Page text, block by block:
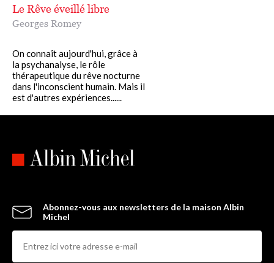
Le Rêve éveillé libre
Georges Romey
On connaît aujourd'hui, grâce à
la psychanalyse, le rôle
thérapeutique du rêve nocturne
dans l'inconscient humain. Mais il
est d'autres expériences......
Abonnez-vous aux newsletters de la maison Albin
Michel